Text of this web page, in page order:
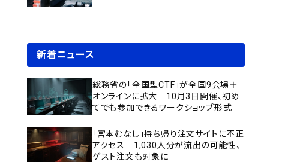
新着ニュース
総務省の「全国型CTF」が全国9会場＋
オンラインに拡大 10月3日開催、初め
てでも参加できるワークショップ形式
「宮本むなし」持ち帰り注文サイトに不正
アクセス 1,030人分が流出の可能性、
ゲスト注文も対象に